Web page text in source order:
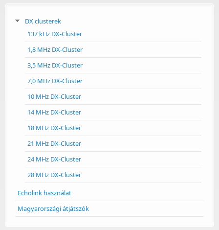
DX clusterek
137 kHz DX-Cluster
1,8 MHz DX-Cluster
3,5 MHz DX-Cluster
7,0 MHz DX-Cluster
10 MHz DX-Cluster
14 MHz DX-Cluster
18 MHz DX-Cluster
21 MHz DX-Cluster
24 MHz DX-Cluster
28 MHz DX-Cluster
Echolink használat
Magyarországi átjátszók